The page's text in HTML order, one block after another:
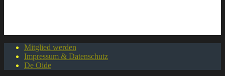
Mitglied werden
Impressum & Datenschutz
De Oide